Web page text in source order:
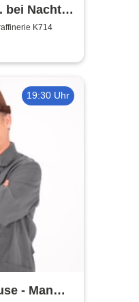
bei Nacht
K714
19:30 Uhr
- Man